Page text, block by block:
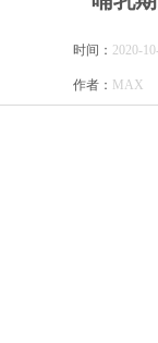
时间： 2020-
作者： MAX